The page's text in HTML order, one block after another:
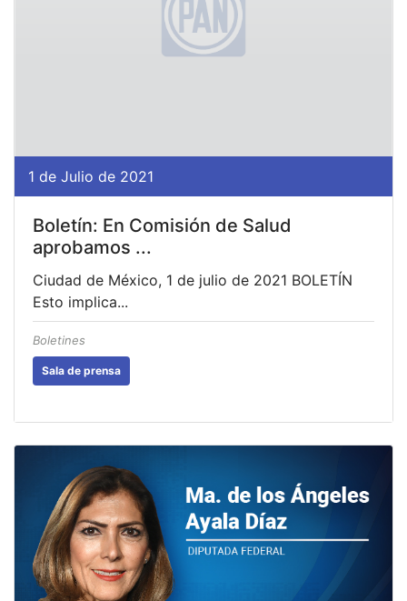
1 de Julio de 2021
Boletín: En Comisión de Salud
aprobamos ...
Ciudad de México, 1 de julio de 2021 BOLETÍN
Esto implica...
Boletines
Sala de prensa